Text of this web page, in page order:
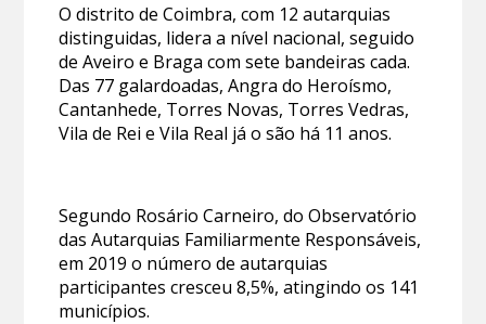
O distrito de Coimbra, com 12 autarquias
distinguidas, lidera a nível nacional, seguido
de Aveiro e Braga com sete bandeiras cada.
Das 77 galardoadas, Angra do Heroísmo,
Cantanhede, Torres Novas, Torres Vedras,
Vila de Rei e Vila Real já o são há 11 anos.
Segundo Rosário Carneiro, do Observatório
das Autarquias Familiarmente Responsáveis,
em 2019 o número de autarquias
participantes cresceu 8,5%, atingindo os 141
municípios.